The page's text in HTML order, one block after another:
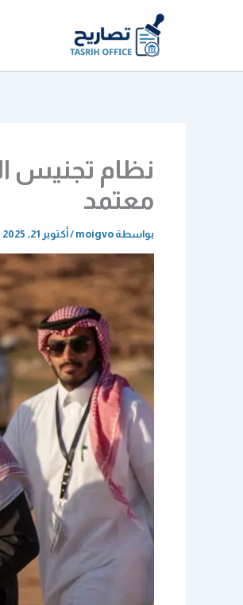
نظام تجنيس
معتمد
بواسطة moigvo
/أكتوبر 21, 2025